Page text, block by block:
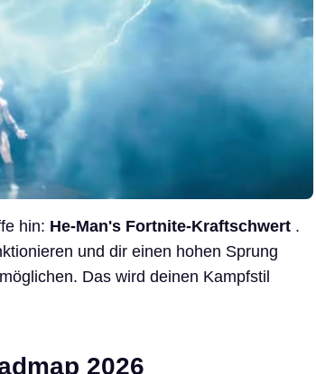
hin: He-Man's Fortnite-Kraftschwert .
und dir einen hohen Sprung
Das wird deinen Kampfstil
2026